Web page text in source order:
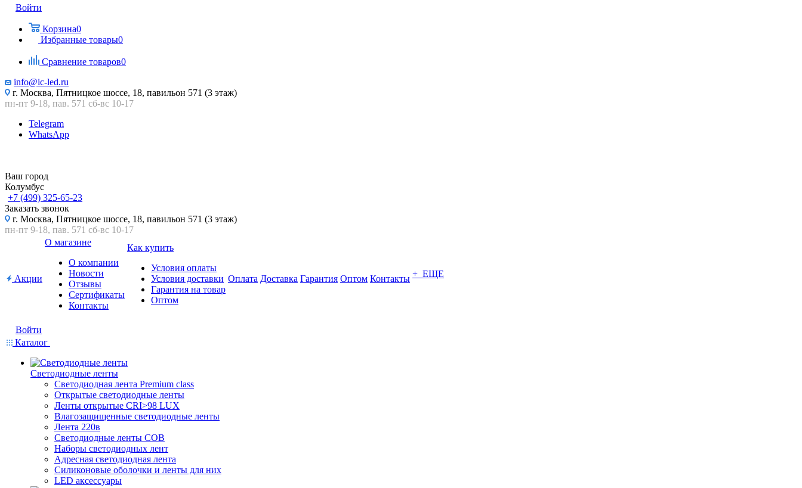
Войти
Корзина0
Избранные товары0
Сравнение товаров0
info@ic-led.ru
г. Москва, Пятницкое шоссе, 18, павильон 571 (3 этаж)
пн-пт 9-18, пав. 571 сб-вс 10-17
Telegram
WhatsApp
Ваш город
Колумбус
+7 (499) 325-65-23
Заказать звонок
г. Москва, Пятницкое шоссе, 18, павильон 571 (3 этаж)
пн-пт 9-18, пав. 571 сб-вс 10-17
Акции
О магазине
О компании
Новости
Отзывы
Сертификаты
Контакты
Как купить
Условия оплаты
Условия доставки
Гарантия на товар
Оптом
Оплата Доставка Гарантия Оптом Контакты + ЕЩЕ
Войти
Каталог
Светодиодные ленты
Светодиодная лента Premium class
Открытые светодиодные ленты
Ленты открытые CRI>98 LUX
Влагозащищенные светодиодные ленты
Лента 220в
Светодиодные ленты COB
Наборы светодиодных лент
Адресная светодиодная лента
Силиконовые оболочки и ленты для них
LED аксессуары